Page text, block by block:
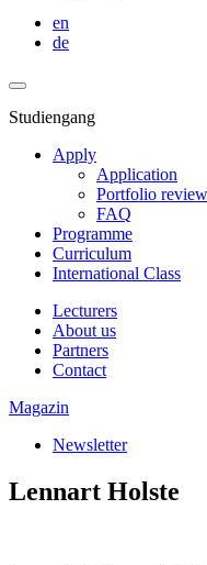
en
de
Studiengang
Apply
Application
Portfolio review
FAQ
Programme
Curriculum
International Class
Lecturers
About us
Partners
Contact
Magazin
Newsletter
Lennart Holste